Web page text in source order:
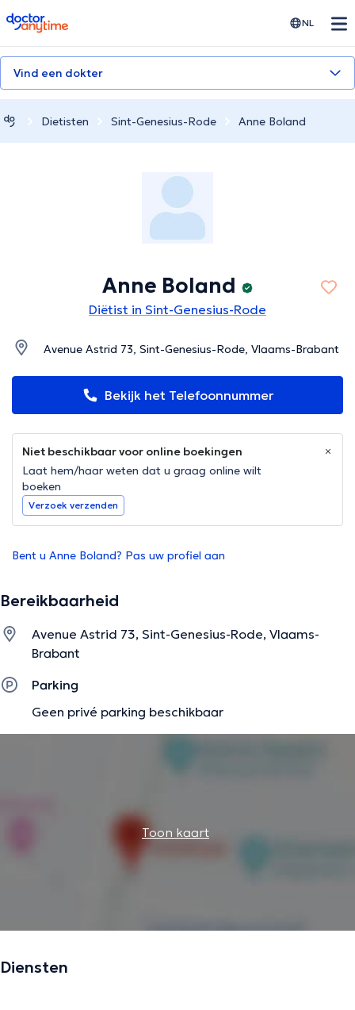
doctoranytime NL
Vind een dokter
Dietisten Sint-Genesius-Rode Anne Boland
Anne Boland
Diëtist in Sint-Genesius-Rode
Avenue Astrid 73, Sint-Genesius-Rode, Vlaams-Brabant
Bekijk het Telefoonnummer
Niet beschikbaar voor online boekingen
Laat hem/haar weten dat u graag online wilt
boeken
Verzoek verzenden
Bent u Anne Boland? Pas uw profiel aan
Bereikbaarheid
Avenue Astrid 73, Sint-Genesius-Rode, Vlaams-
Brabant
Parking
Geen privé parking beschikbaar
Toon kaart
Diensten